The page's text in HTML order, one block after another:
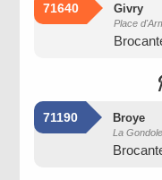
71640 Givry
Place
71190 Broye
La